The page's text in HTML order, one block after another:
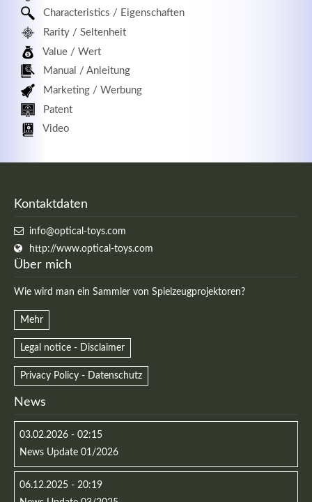
Characteristics / Eigenschaften
Rarity / Seltenheit
Value / Wert
Manual / Anleitung
Marketing / Werbung
Patent
Video
Kontaktdaten
info@optical-toys.com
http://www.optical-toys.com
Über mich
Wie wird man ein Sammler von Spielzeugprojektoren?
Mehr
Legal notice - Disclaimer
Privacy Policy - Datenschutz
News
03.02.2026 - 02:15
News Update 01/2026
06.12.2025 - 20:19